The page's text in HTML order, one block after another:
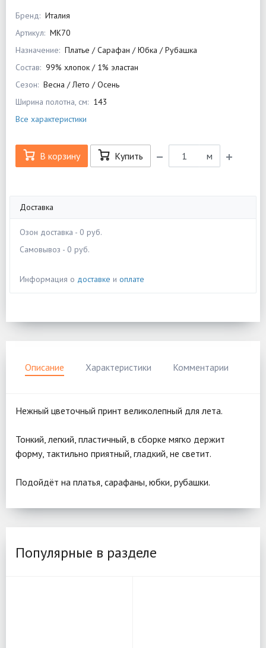
Бренд: Италия
Артикул: MK70
Назначение: Платье / Сарафан / Юбка / Рубашка
Состав: 99% хлопок / 1% эластан
Сезон: Весна / Лето / Осень
Ширина полотна, см: 143
Все характеристики
В корзину Купить м
Доставка
Озон доставка - 0 руб.
Самовывоз - 0 руб.
Информация о доставке и оплате
Описание Характеристики Комментарии
Нежный цветочный принт великолепный для лета.
Тонкий, легкий, пластичный, в сборке мягко держит
форму, тактильно приятный, гладкий, не светит.
Подойдёт на платья, сарафаны, юбки, рубашки.
Популярные в разделе